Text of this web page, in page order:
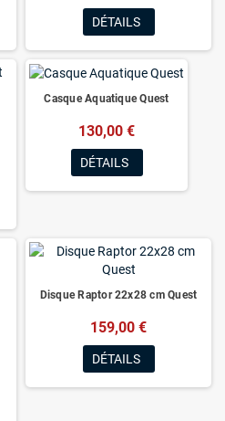
DÉTAILS
Casque Aquatique Quest
130,00 €
DÉTAILS
Disque Raptor 22x28 cm Quest
159,00 €
DÉTAILS